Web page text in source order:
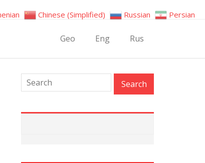
Geo Eng Rus
Chinese (Simplified) Russian Persian